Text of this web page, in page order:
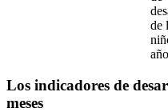
de
Los indicadores de
meses